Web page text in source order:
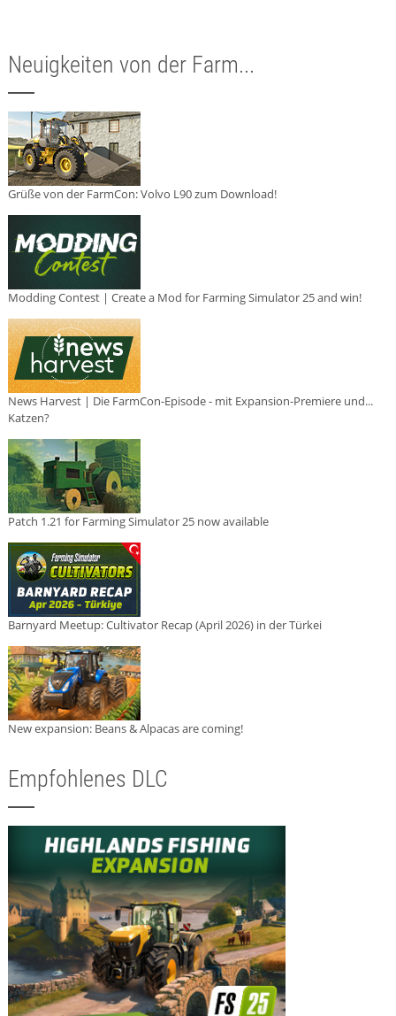
Neuigkeiten von der Farm...
Grüße von der FarmCon: Volvo L90 zum Download!
Modding Contest | Create a Mod for Farming Simulator 25 and win!
News Harvest | Die FarmCon-Episode - mit Expansion-Premiere und...
Katzen?
Patch 1.21 for Farming Simulator 25 now available
Barnyard Meetup: Cultivator Recap (April 2026) in der Türkei
New expansion: Beans & Alpacas are coming!
Empfohlenes DLC